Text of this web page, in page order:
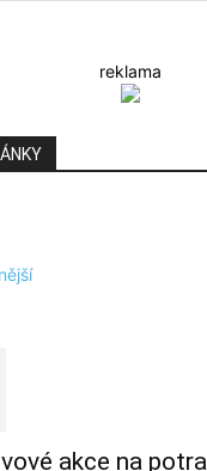
reklama
akce na